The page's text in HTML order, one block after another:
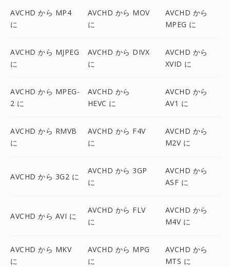
AVCHD から MP4
に
AVCHD から MOV
に
AVCHD から
MPEG に
AVCHD から MJPEG
に
AVCHD から DIVX
に
AVCHD から
XVID に
AVCHD から MPEG-
2 に
AVCHD から
HEVC に
AVCHD から
AV1 に
AVCHD から RMVB
に
AVCHD から F4V
に
AVCHD から
M2V に
AVCHD から 3G2 に
AVCHD から 3GP
に
AVCHD から
ASF に
AVCHD から AVI に
AVCHD から FLV
に
AVCHD から
M4V に
AVCHD から MKV
に
AVCHD から MPG
に
AVCHD から
MTS に